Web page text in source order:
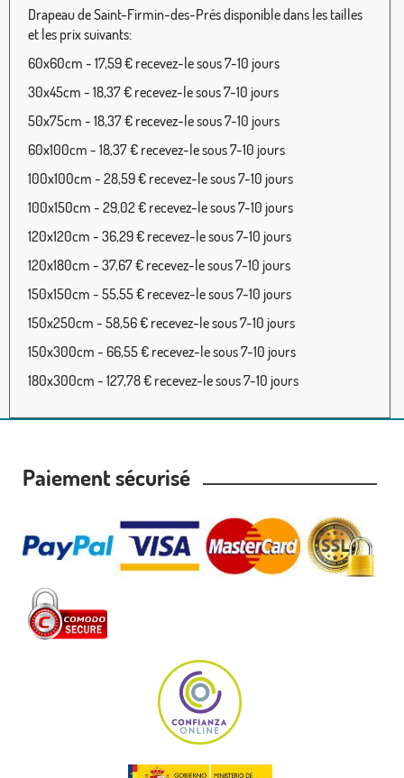
Drapeau de Saint-Firmin-des-Prés disponible dans les tailles
et les prix suivants:
60x60cm - 17,59 € recevez-le sous 7-10 jours
30x45cm - 18,37 € recevez-le sous 7-10 jours
50x75cm - 18,37 € recevez-le sous 7-10 jours
60x100cm - 18,37 € recevez-le sous 7-10 jours
100x100cm - 28,59 € recevez-le sous 7-10 jours
100x150cm - 29,02 € recevez-le sous 7-10 jours
120x120cm - 36,29 € recevez-le sous 7-10 jours
120x180cm - 37,67 € recevez-le sous 7-10 jours
150x150cm - 55,55 € recevez-le sous 7-10 jours
150x250cm - 58,56 € recevez-le sous 7-10 jours
150x300cm - 66,55 € recevez-le sous 7-10 jours
180x300cm - 127,78 € recevez-le sous 7-10 jours
Paiement sécurisé